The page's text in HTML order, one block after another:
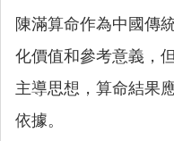
陳滿算命作為中國傳
化價值和參考意義，
主導思想，算命結果
依據。